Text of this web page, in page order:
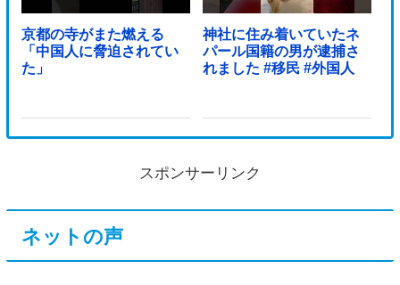
京都の寺がまた燃える
「中国人に脅迫されてい
た」
神社に住み着いていたネ
パール国籍の男が逮捕さ
れました #移民 #外国人
スポンサーリンク
ネットの声